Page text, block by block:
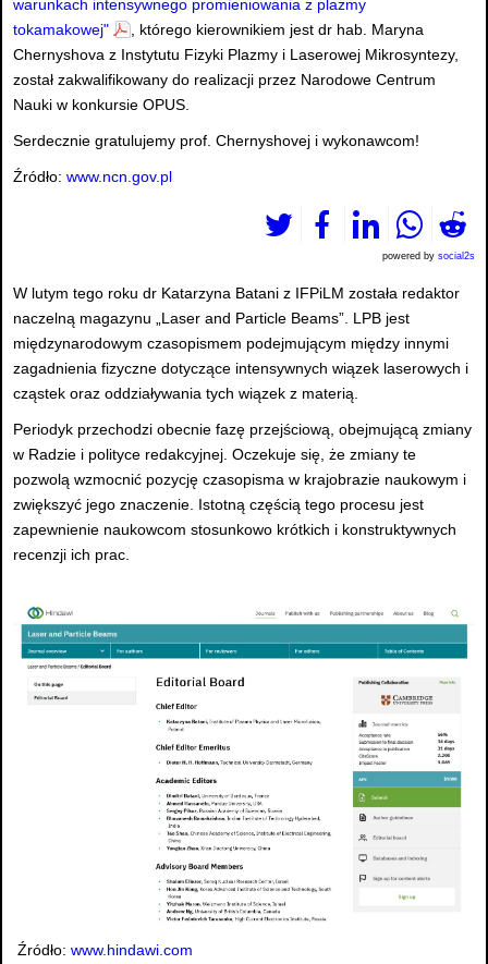
warunkach intensywnego promieniowania z plazmy
tokamakowej"
, którego kierownikiem jest dr hab. Maryna
Chernyshova z Instytutu Fizyki Plazmy i Laserowej Mikrosyntezy,
został zakwalifikowany do realizacji przez Narodowe Centrum
Nauki w konkursie OPUS.
Serdecznie gratulujemy prof. Chernyshovej i wykonawcom!
Źródło: www.ncn.gov.pl
powered by social2s
W lutym tego roku dr Katarzyna Batani z IFPiLM została redaktor
naczelną magazynu „Laser and Particle Beams”. LPB jest
międzynarodowym czasopismem podejmującym między innymi
zagadnienia fizyczne dotyczące intensywnych wiązek laserowych i
cząstek oraz oddziaływania tych wiązek z materią.
Periodyk przechodzi obecnie fazę przejściową, obejmującą zmiany
w Radzie i polityce redakcyjnej. Oczekuje się, że zmiany te
pozwolą wzmocnić pozycję czasopisma w krajobrazie naukowym i
zwiększyć jego znaczenie. Istotną częścią tego procesu jest
zapewnienie naukowcom stosunkowo krótkich i konstruktywnych
recenzji ich prac.
Źródło: www.hindawi.com